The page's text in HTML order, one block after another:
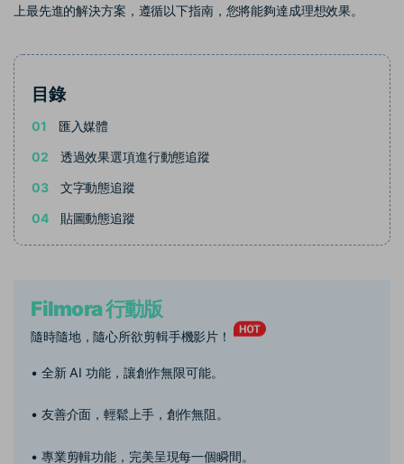
聯盟計劃 企業服務
搜尋
上最先進的解決方案，遵循以下指南，您將能夠達成理想效果。
目錄
01
匯入媒體
02
透過效果選項進行動態追蹤
03
文字動態追蹤
04
貼圖動態追蹤
Filmora 行動版
隨時隨地，隨心所欲剪輯手機影片！
• 全新 AI 功能，讓創作無限可能。
• 友善介面，輕鬆上手，創作無阻。
• 專業剪輯功能，完美呈現每一個瞬間。